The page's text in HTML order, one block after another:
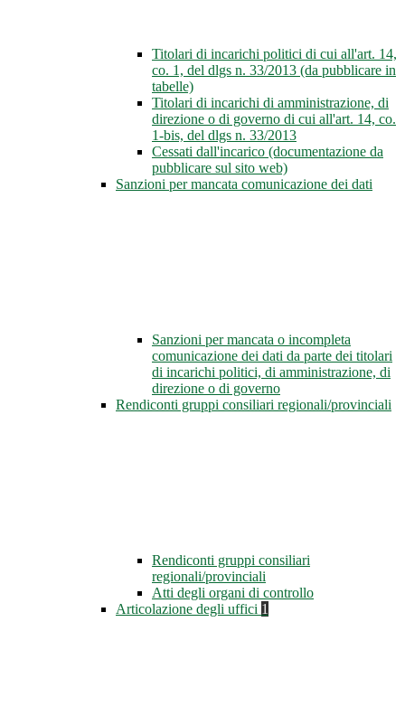
Titolari di incarichi politici di cui all'art. 14,
co. 1, del dlgs n. 33/2013 (da pubblicare in
tabelle)
Titolari di incarichi di amministrazione, di
direzione o di governo di cui all'art. 14, co.
1-bis, del dlgs n. 33/2013
Cessati dall'incarico (documentazione da
pubblicare sul sito web)
Sanzioni per mancata comunicazione dei dati
Sanzioni per mancata o incompleta
comunicazione dei dati da parte dei titolari
di incarichi politici, di amministrazione, di
direzione o di governo
Rendiconti gruppi consiliari regionali/provinciali
Rendiconti gruppi consiliari
regionali/provinciali
Atti degli organi di controllo
Articolazione degli uffici 1